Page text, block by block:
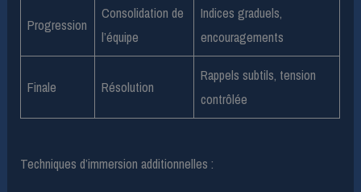
Progression
Consolidation de
l’équipe
Indices graduels,
encouragements
Finale Résolution
Rappels subtils, tension
contrôlée
Techniques d’immersion additionnelles :